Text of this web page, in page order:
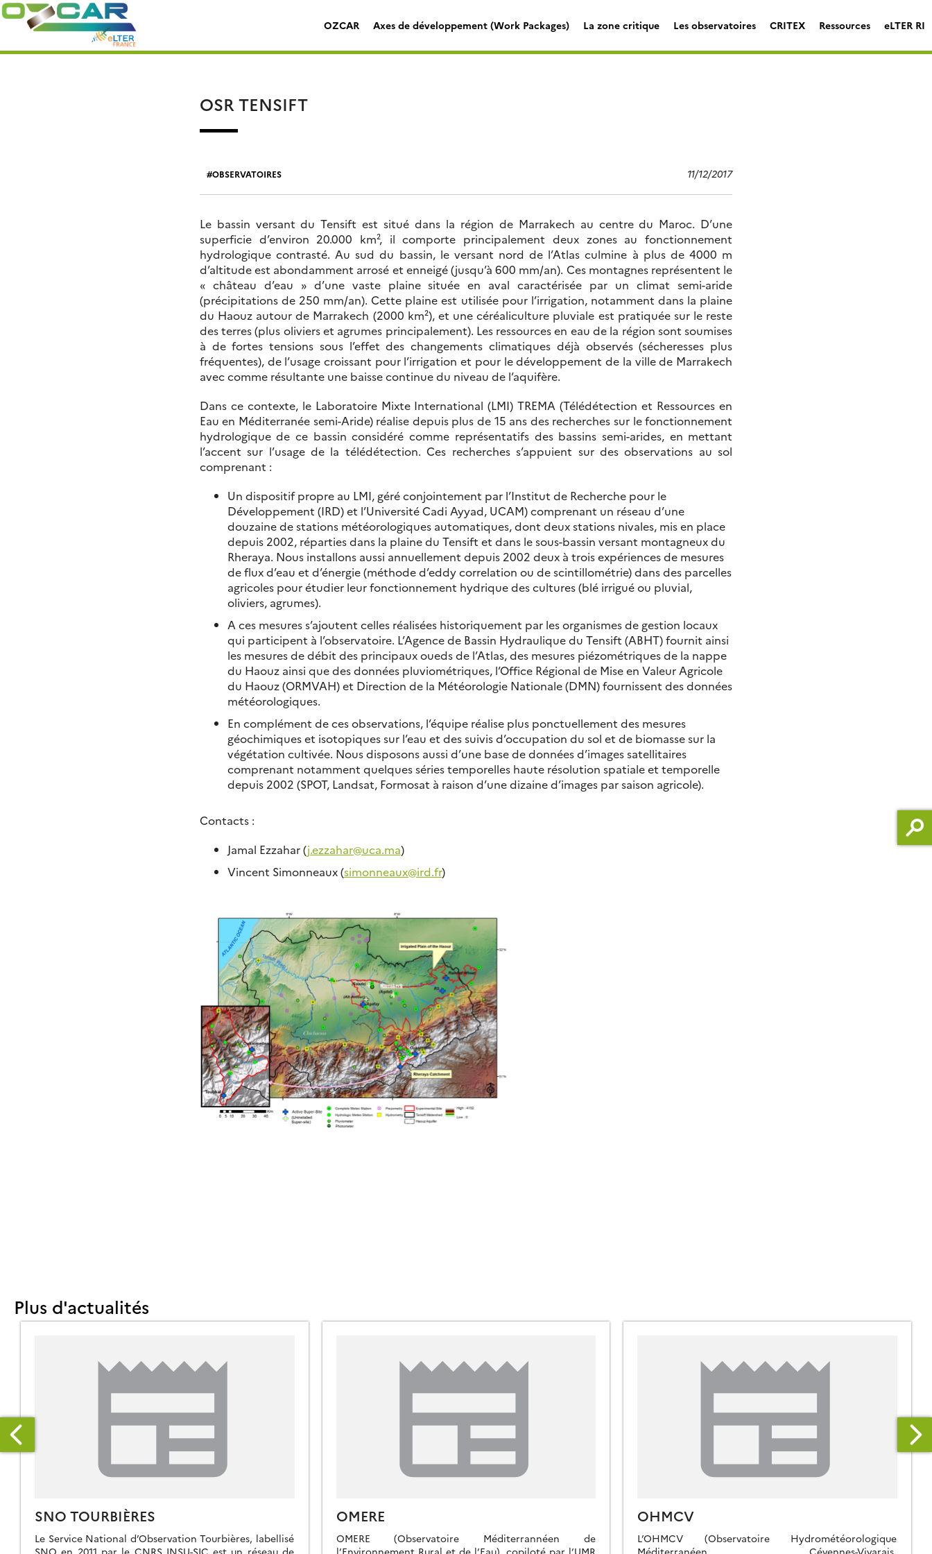
Skip
to
OZCAR Axes de développement (Work Packages) La zone critique Les observatoires CRITEX Ressources eLTER RI
OSR TENSIFT
OBSERVATOIRES 11/12/2017
Le bassin versant du Tensift est situé dans la région de Marrakech au centre du Maroc. D’une
superficie d’environ 20.000 km², il comporte principalement deux zones au fonctionnement
hydrologique contrasté. Au sud du bassin, le versant nord de l’Atlas culmine à plus de 4000 m
d’altitude est abondamment arrosé et enneigé (jusqu’à 600 mm/an). Ces montagnes représentent le
« château d’eau » d’une vaste plaine située en aval caractérisée par un climat semi-aride
(précipitations de 250 mm/an). Cette plaine est utilisée pour l’irrigation, notamment dans la plaine
du Haouz autour de Marrakech (2000 km²), et une céréaliculture pluviale est pratiquée sur le reste
des terres (plus oliviers et agrumes principalement). Les ressources en eau de la région sont soumises
à de fortes tensions sous l’effet des changements climatiques déjà observés (sécheresses plus
fréquentes), de l’usage croissant pour l’irrigation et pour le développement de la ville de Marrakech
avec comme résultante une baisse continue du niveau de l’aquifère.
Dans ce contexte, le Laboratoire Mixte International (LMI) TREMA (Télédétection et Ressources en
Eau en Méditerranée semi-Aride) réalise depuis plus de 15 ans des recherches sur le fonctionnement
hydrologique de ce bassin considéré comme représentatifs des bassins semi-arides, en mettant
l’accent sur l’usage de la télédétection. Ces recherches s’appuient sur des observations au sol
comprenant :
Un dispositif propre au LMI, géré conjointement par l’Institut de Recherche pour le
Développement (IRD) et l’Université Cadi Ayyad, UCAM) comprenant un réseau d’une
douzaine de stations météorologiques automatiques, dont deux stations nivales, mis en place
depuis 2002, réparties dans la plaine du Tensift et dans le sous-bassin versant montagneux du
Rheraya. Nous installons aussi annuellement depuis 2002 deux à trois expériences de mesures
de flux d’eau et d’énergie (méthode d’eddy correlation ou de scintillométrie) dans des parcelles
agricoles pour étudier leur fonctionnement hydrique des cultures (blé irrigué ou pluvial,
oliviers, agrumes).
A ces mesures s’ajoutent celles réalisées historiquement par les organismes de gestion locaux
qui participent à l’observatoire. L’Agence de Bassin Hydraulique du Tensift (ABHT) fournit ainsi
les mesures de débit des principaux oueds de l’Atlas, des mesures piézométriques de la nappe
du Haouz ainsi que des données pluviométriques, l’Office Régional de Mise en Valeur Agricole
du Haouz (ORMVAH) et Direction de la Météorologie Nationale (DMN) fournissent des données
météorologiques.
En complément de ces observations, l’équipe réalise plus ponctuellement des mesures
géochimiques et isotopiques sur l’eau et des suivis d’occupation du sol et de biomasse sur la
végétation cultivée. Nous disposons aussi d’une base de données d’images satellitaires
comprenant notamment quelques séries temporelles haute résolution spatiale et temporelle
depuis 2002 (SPOT, Landsat, Formosat à raison d’une dizaine d’images par saison agricole).
Contacts :
Jamal Ezzahar (j.ezzahar@uca.ma)
Vincent Simonneaux (simonneaux@ird.fr)
Plus d'actualités
SNO TOURBIÈRES
Le Service National d’Observation Tourbières, labellisé
OMERE
OMERE (Observatoire Méditerrannéen de
OHMCV
L’OHMCV (Observatoire Hydrométéorologique